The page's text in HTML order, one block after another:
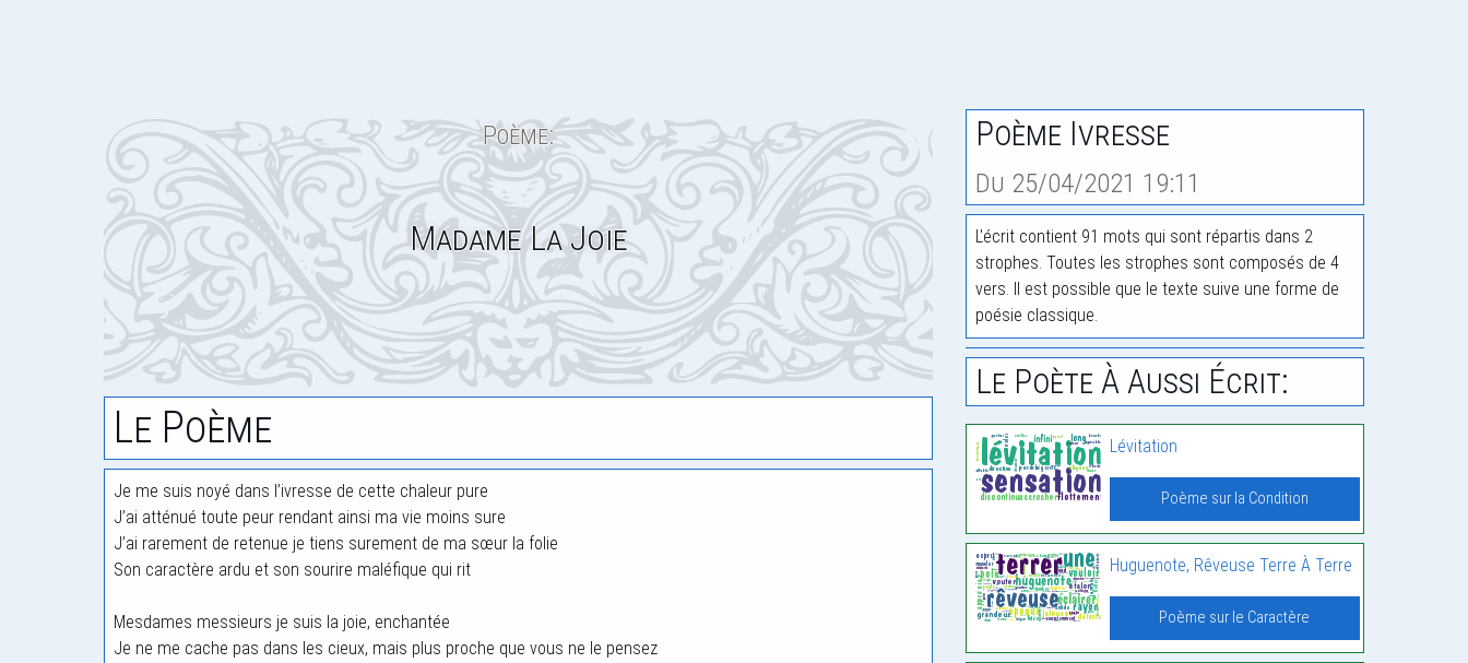
Poème:
Madame La Joie
Le Poème
Je me suis noyé dans l’ivresse de cette chaleur pure
J’ai atténué toute peur rendant ainsi ma vie moins sure
J’ai rarement de retenue je tiens surement de ma sœur la folie
Son caractère ardu et son sourire maléfique qui rit
Mesdames messieurs je suis la joie, enchantée
Je ne me cache pas dans les cieux, mais plus proche que vous ne le pensez
Poème Ivresse
Du 25/04/2021 19:11
L'écrit contient 91 mots qui sont répartis dans 2
strophes. Toutes les strophes sont composés de 4
vers. Il est possible que le texte suive une forme de
poésie classique.
Le Poète À Aussi Écrit:
Lévitation
Poème sur la Condition
Huguenote, Rêveuse Terre À Terre
Poème sur le Caractère